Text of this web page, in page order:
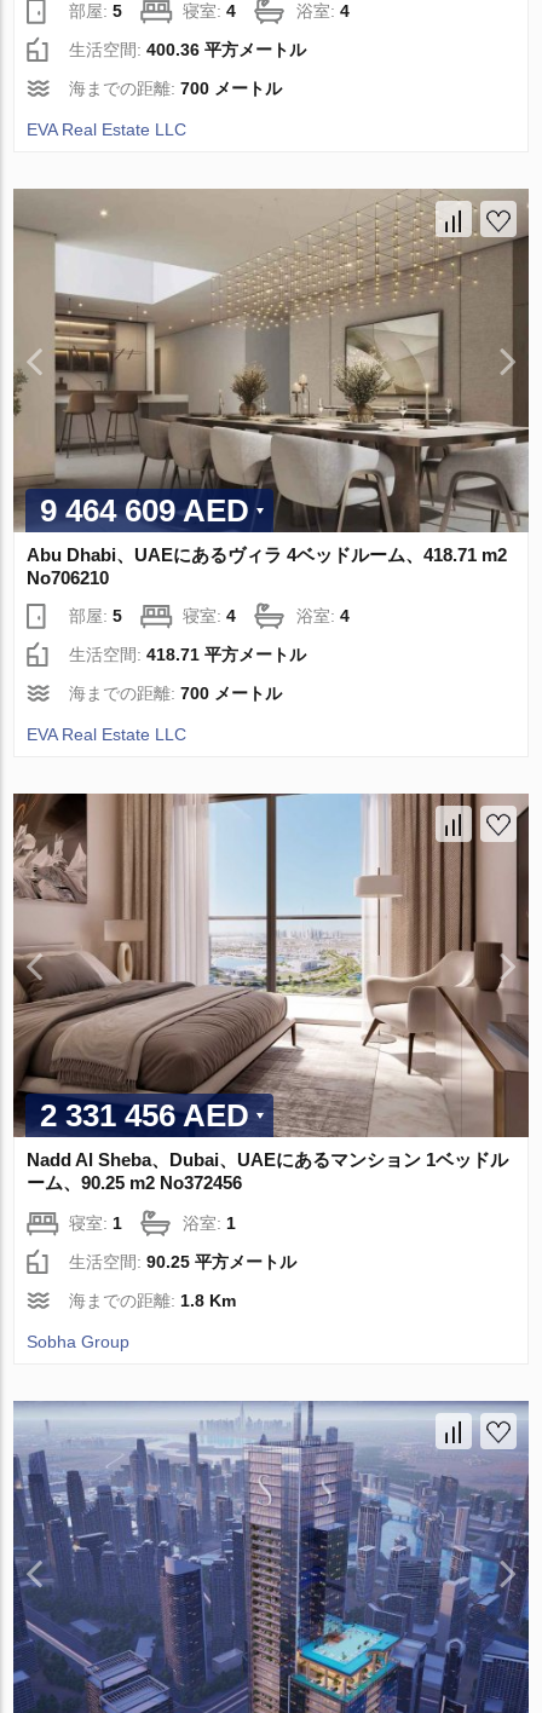
部屋:5 寝室:4 浴室:4
生活空間:400.36 平方メートル
海までの距離:700 メートル
EVA Real Estate LLC
9 464 609 AED
Abu Dhabi、UAEにあるヴィラ 4ベッドルーム、418.71 m2
No706210
部屋:5 寝室:4 浴室:4
生活空間:418.71 平方メートル
海までの距離:700 メートル
EVA Real Estate LLC
2 331 456 AED
Nadd Al Sheba、Dubai、UAEにあるマンション 1ベッドル
ーム、90.25 m2 No372456
寝室: 1 浴室: 1
生活空間:90.25 平方メートル
海までの距離: 1.8 Km
Sobha Group